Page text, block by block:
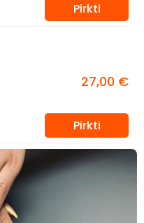
Pirkti
27,00 €
Pirkti